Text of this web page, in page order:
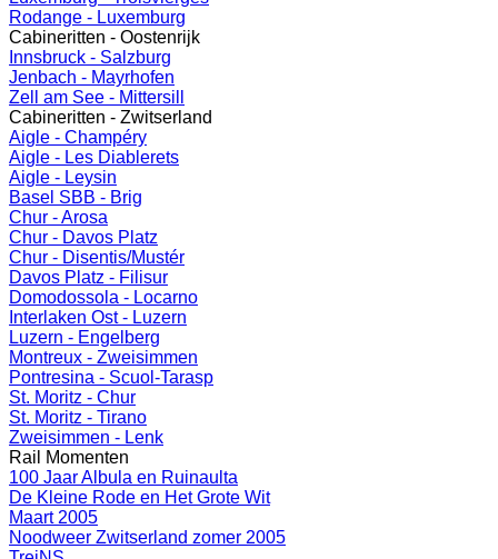
Rodange - Luxemburg
Cabineritten - Oostenrijk
Innsbruck - Salzburg
Jenbach - Mayrhofen
Zell am See - Mittersill
Cabineritten - Zwitserland
Aigle - Champéry
Aigle - Les Diablerets
Aigle - Leysin
Basel SBB - Brig
Chur - Arosa
Chur - Davos Platz
Chur - Disentis/Mustér
Davos Platz - Filisur
Domodossola - Locarno
Interlaken Ost - Luzern
Luzern - Engelberg
Montreux - Zweisimmen
Pontresina - Scuol-Tarasp
St. Moritz - Chur
St. Moritz - Tirano
Zweisimmen - Lenk
Rail Momenten
100 Jaar Albula en Ruinaulta
De Kleine Rode en Het Grote Wit
Maart 2005
Noodweer Zwitserland zomer 2005